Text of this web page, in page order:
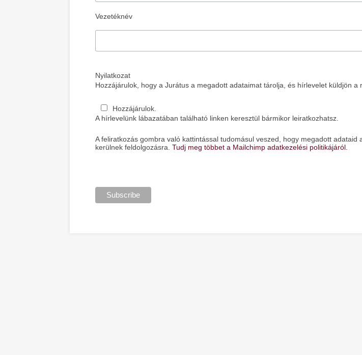
Vezetéknév
Nyilatkozat
Hozzájárulok, hogy a Jurátus a megadott adataimat tárolja, és hírlevelet küldjön a
Hozzájárulok.
A hírlevelünk lábazatában található linken keresztül bármikor leiratkozhatsz.
A feliratkozás gombra való kattintással tudomásul veszed, hogy megadott adataid
kerülnek feldolgozásra.Tudj meg többet a Mailchimp adatkezelési politikájáról.